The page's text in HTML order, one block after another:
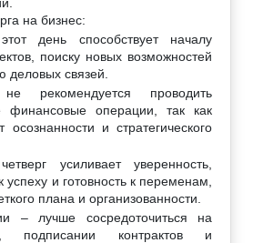
на бизнес:
день способствует началу
поиску новых возможностей
деловых связей.
рекомендуется проводить
финансовые операции, так как
осознанности и стратегического
усиливает уверенность,
успеху и готовность к переменам,
плана и организованности.
– лучше сосредоточиться на
подписании контрактов и